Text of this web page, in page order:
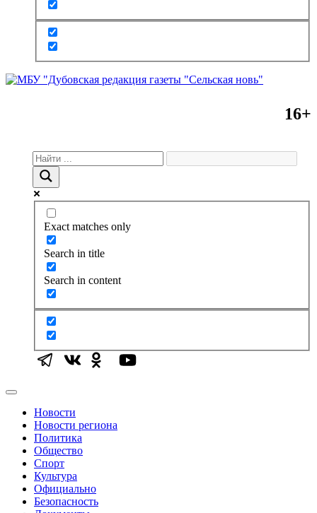
16+
Exact matches only
Search in title
Search in content
Новости
Новости региона
Политика
Общество
Спорт
Культура
Официально
Безопасность